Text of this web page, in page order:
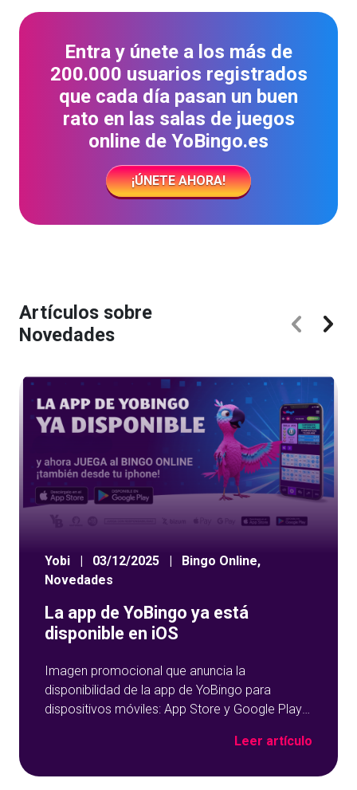
Entra y únete a los más de
200.000 usuarios registrados
que cada día pasan un buen
rato en las salas de juegos
online de YoBingo.es
¡ÚNETE AHORA!
Artículos sobre
Novedades
Yobi | 03/12/2025 | Bingo Online,
Novedades
La app de YoBingo ya está
disponible en iOS
Imagen promocional que anuncia la
disponibilidad de la app de YoBingo para
dispositivos móviles: App Store y Google Play
Leer artículo